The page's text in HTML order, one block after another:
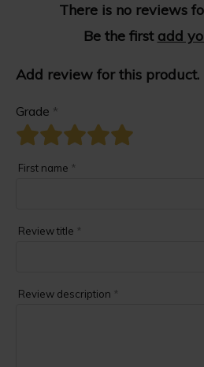
There is no reviews
Be the first add
Add review for this product.
Grade *
First name *
Review title *
Review description *